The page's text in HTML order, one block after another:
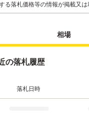
る落札価格等の情報が掲載又
相場
の落札履歴
落札日時